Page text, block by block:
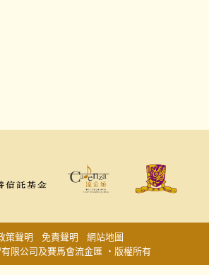
限公司及賽馬會流金匯 ‧版權所有
策聲明 免責聲明 網站地圖